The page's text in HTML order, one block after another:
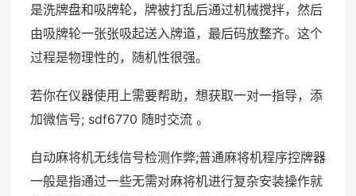
是洗牌盘和吸牌轮，牌被打乱后通过机械搅拌，然后
由吸牌轮一张张吸起送入牌道，最后码放整齐。这个
过程是物理性的，随机性很强。
若你在仪器使用上需要帮助，想获取一对一指导，添
加微信号; sdf6770 随时交流 。
自动麻将机无线信号检测作弊;普通麻将机程序控牌器
一般是指通过一些无需对麻将机进行复杂安装操作就